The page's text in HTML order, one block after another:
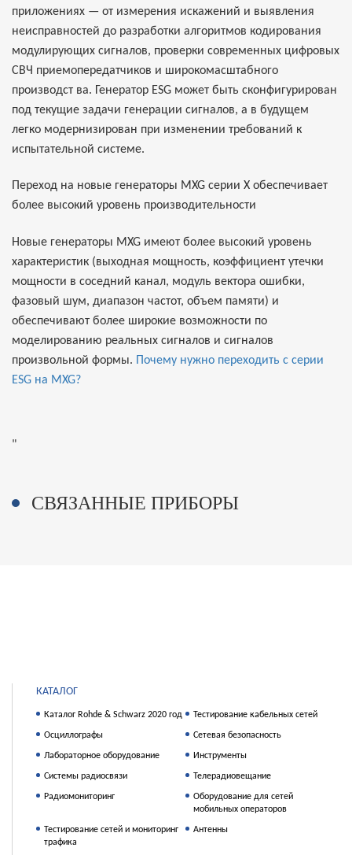
приложениях — от измерения искажений и выявления
неисправностей до разработки алгоритмов кодирования
модулирующих сигналов, проверки современных цифровых
СВЧ приемопередатчиков и широкомасштабного
производст ва. Генератор ESG может быть сконфигурирован
под текущие задачи генерации сигналов, а в будущем
легко модернизирован при изменении требований к
испытательной системе.
Переход на новые генераторы MXG серии X обеспечивает
более высокий уровень производительности
Новые генераторы MXG имеют более высокий уровень
характеристик (выходная мощность, коэффициент утечки
мощности в соседний канал, модуль вектора ошибки,
фазовый шум, диапазон частот, объем памяти) и
обеспечивают более широкие возможности по
моделированию реальных сигналов и сигналов
произвольной формы. Почему нужно переходить с серии
ESG на MXG?
"
СВЯЗАННЫЕ ПРИБОРЫ
КАТАЛОГ
Каталог Rohde & Schwarz 2020 год Тестирование кабельных сетей
Осциллографы Сетевая безопасность
Лабораторное оборудование Инструменты
Системы радиосвязи Телерадиовещание
Радиомониторинг
Оборудование для сетей
мобильных операторов
Тестирование сетей и мониторинг
трафика
Антенны